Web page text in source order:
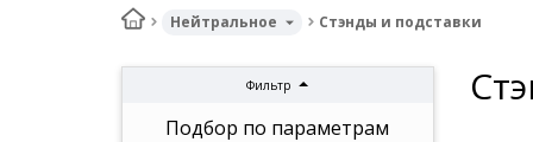
Нейтральное Стэнды и подставки
Фильтр
Подбор по параметрам